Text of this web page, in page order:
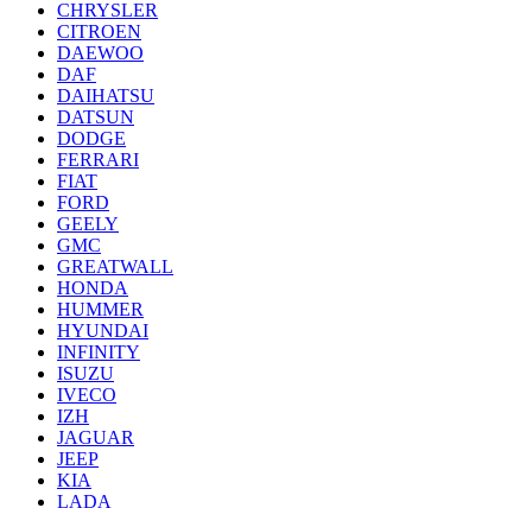
CHRYSLER
CITROEN
DAEWOO
DAF
DAIHATSU
DATSUN
DODGE
FERRARI
FIAT
FORD
GEELY
GMC
GREATWALL
HONDA
HUMMER
HYUNDAI
INFINITY
ISUZU
IVECO
IZH
JAGUAR
JEEP
KIA
LADA